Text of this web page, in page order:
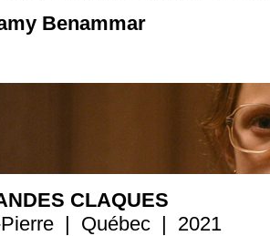
Benammar
CLAQUES
Pierre | Québec | 2021